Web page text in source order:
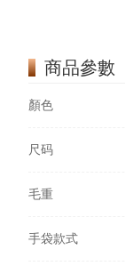
商品參數
顏色
尺码
毛重
手袋款式